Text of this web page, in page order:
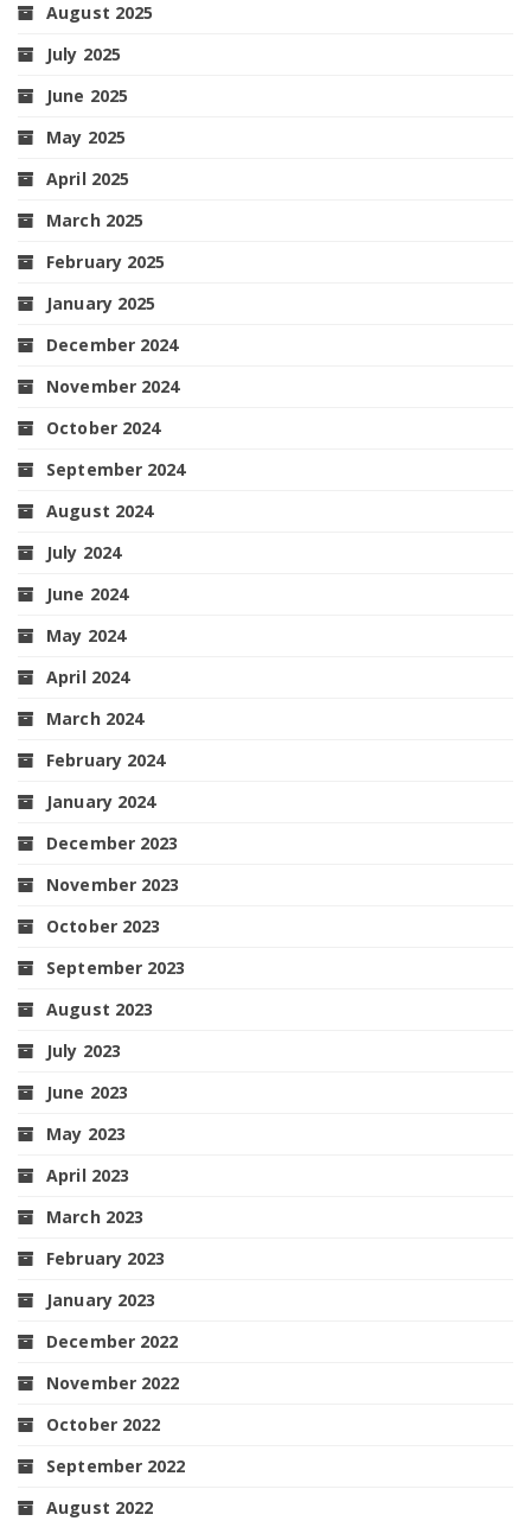
August 2025
July 2025
June 2025
May 2025
April 2025
March 2025
February 2025
January 2025
December 2024
November 2024
October 2024
September 2024
August 2024
July 2024
June 2024
May 2024
April 2024
March 2024
February 2024
January 2024
December 2023
November 2023
October 2023
September 2023
August 2023
July 2023
June 2023
May 2023
April 2023
March 2023
February 2023
January 2023
December 2022
November 2022
October 2022
September 2022
August 2022